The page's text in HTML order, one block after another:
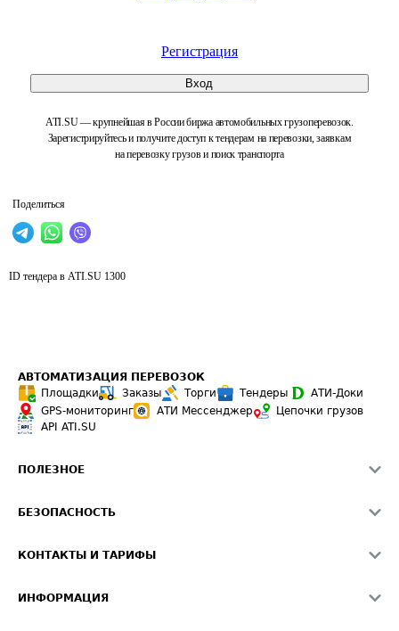
Регистрация
Вход
ATI.SU — крупнейшая в России биржа автомобильных грузоперевозок.
Зарегистрируйтесь и получите доступ к тендерам на перевозки, заявкам
на перевозку грузов и поиск транспорта
Поделиться
ID тендера в ATI.SU 1300
АВТОМАТИЗАЦИЯ ПЕРЕВОЗОК
Площадки
Заказы Торги Тендеры
АТИ-Доки
GPS-мониторинг
АТИ Мессенджер
Цепочки грузов
API ATI.SU
ПОЛЕЗНОЕ
Звезды ATI.SU на вашем сайте
Средние ставки
БЕЗОПАСНОСТЬ
Светофор+
КОНТАКТЫ И ТАРИФЫ
ИНФОРМАЦИЯ